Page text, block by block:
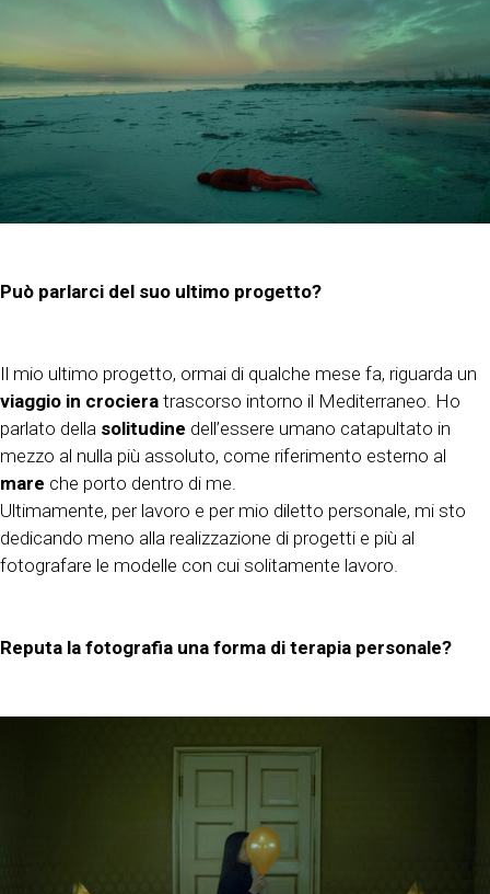
Può parlarci del suo ultimo progetto?
Il mio ultimo progetto, ormai di qualche mese fa, riguarda un
viaggio in crociera trascorso intorno il Mediterraneo. Ho
parlato della solitudine dell’essere umano catapultato in
mezzo al nulla più assoluto, come riferimento esterno al
mare che porto dentro di me.
Ultimamente, per lavoro e per mio diletto personale, mi sto
dedicando meno alla realizzazione di progetti e più al
fotografare le modelle con cui solitamente lavoro.
Reputa la fotografia una forma di terapia personale?